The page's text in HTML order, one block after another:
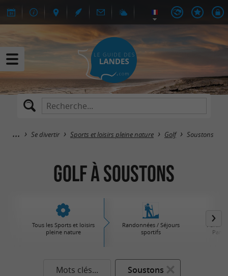
Se divertir Sports et loisirs pleine nature Golf Soustons
Golf à Soustons
Tous les Sports et loisirs
pleine nature
Randonnées / Séjours
sportifs
Parcs
Mots clés... Soustons